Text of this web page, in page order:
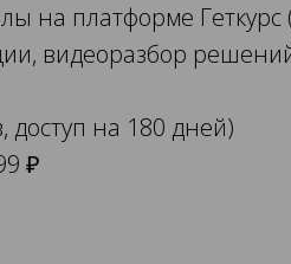
на платформе Геткурс
видеоразбор
доступ на 180 дней)
₽